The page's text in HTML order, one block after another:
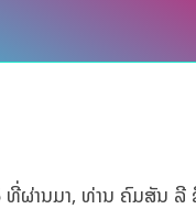
ຜ່ານມາ, ທ່ານ ຄົມສັນ ລີ